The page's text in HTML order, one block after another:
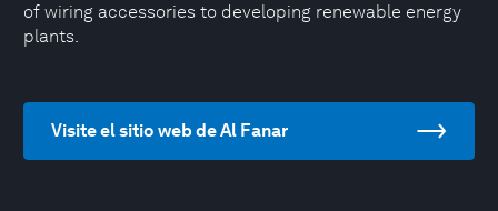
of wiring accessories to developing renewable energy
plants.
Visite el sitio web de Al Fanar